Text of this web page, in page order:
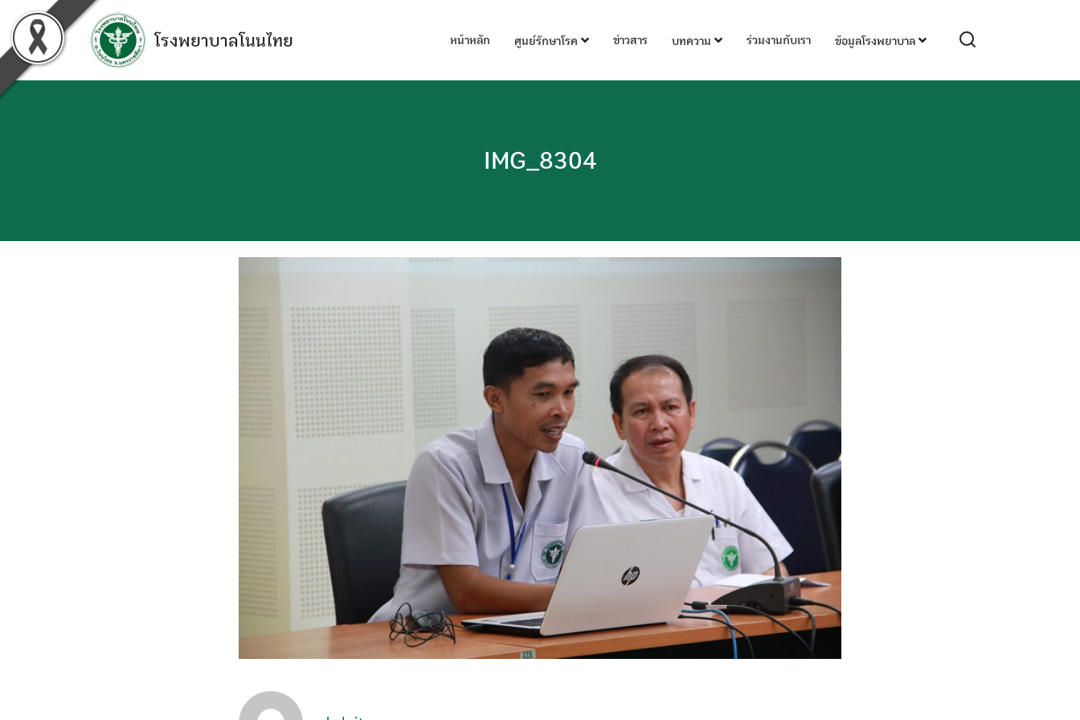
content
โรงพยาบาลโนนไทย หน้าหลัก ศูนย์รักษาโรค ข่าวสาร บทความ ร่วมงานกับเรา ข้อมูลโรงพยาบาล
Search
for:
IMG_8304